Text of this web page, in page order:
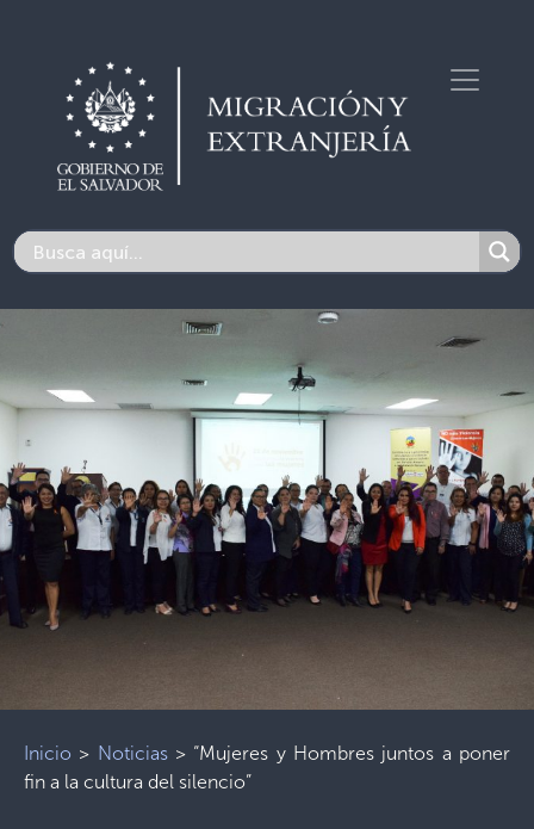
Inicio > Noticias> “Mujeres y Hombres juntos a poner
fin a la cultura del silencio”